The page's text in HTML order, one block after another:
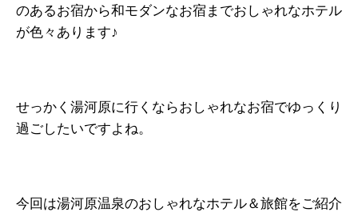
のあるお宿から和モダンなお宿までおしゃれなホテル
が色々あります♪
せっかく湯河原に行くならおしゃれなお宿でゆっくり
過ごしたいですよね。
今回は湯河原温泉のおしゃれなホテル＆旅館をご紹介